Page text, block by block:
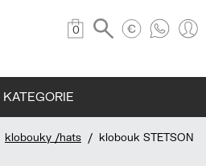
0
KATEGORIE
klobouky /hats / klobouk STETSON